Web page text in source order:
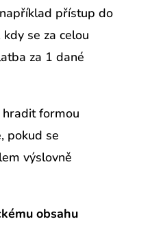
přístup do
se za celou
za 1 dané
formou
pokud se
výslovně
obsahu